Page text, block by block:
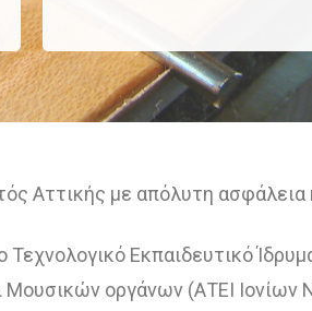
Αττικής με απόλυτη ασφάλεια
Εκπαιδευτικό
οργάνων (ΑΤΕΙ Ιονίων